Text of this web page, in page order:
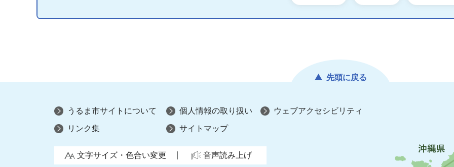
先頭に戻る
うるま市サイトについて 個人情報の取り扱い ウェブアクセシビリティ
リンク集 サイトマップ
文字サイズ・色合い変更 音声読み上げ